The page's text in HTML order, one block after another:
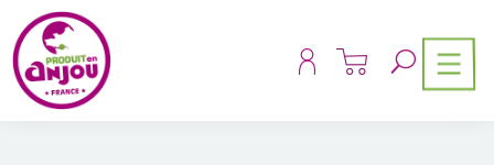
Panneau de gestion des cookies